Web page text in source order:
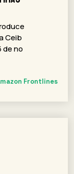
Ceib
de no
Frontlines